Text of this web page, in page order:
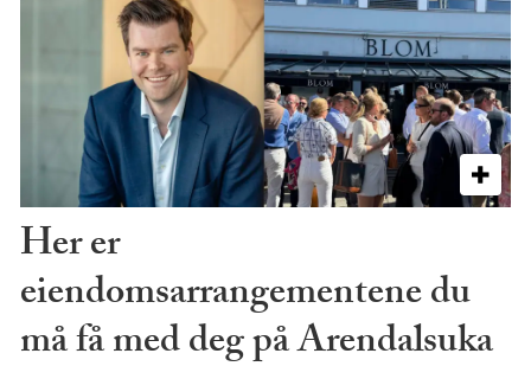
Her er
eiendomsarrangementene du
må få med deg på Arendalsuka